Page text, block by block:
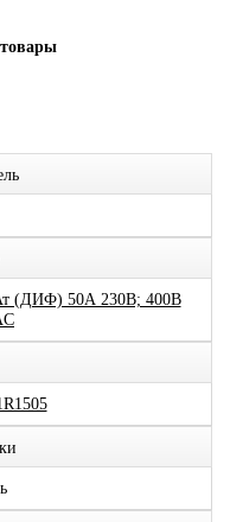
(ДИФ) 50А 230В; 400В